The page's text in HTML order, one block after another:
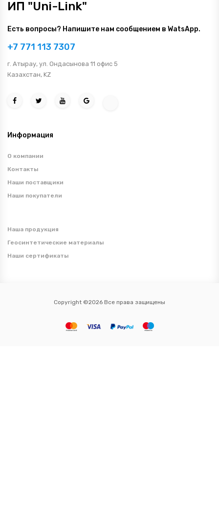
ИП "Uni-Link"
Есть вопросы? Напишите нам сообщением в WatsApp.
+7 771 113 7307
г. Атырау, ул. Ондасынова 11 офис 5
Казахстан, KZ
Информация
О компании
Контакты
Наши поставщики
Наши покупатели
Наша продукция
Геосинтетические материалы
Наши сертификаты
Copyright ©2026 Все права защищены